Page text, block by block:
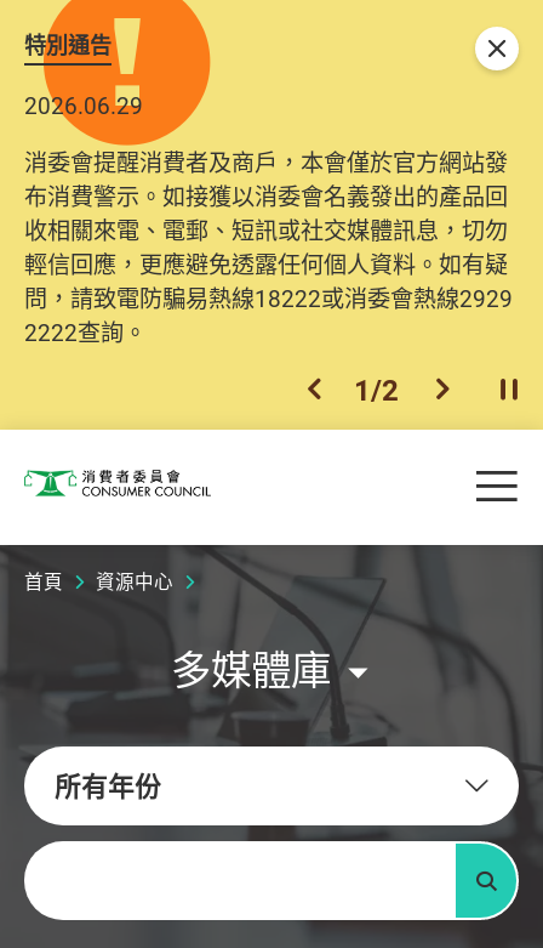
特別通告
2026.06.29
消委會提醒消費者及商戶，本會僅於官方網站發
布消費警示。如接獲以消委會名義發出的產品回
收相關來電、電郵、短訊或社交媒體訊息，切勿
輕信回應，更應避免透露任何個人資料。如有疑
問，請致電防騙易熱線18222或消委會熱線2929
2222查詢。
2025.10.31
為提升使用者體驗及網絡安全，本會的投訴處理
系統已經進行升級及推出新功能。由2025年11月
10日起，消費者需要提供基本聯絡資料（包括姓
名、電郵及電話）註冊帳戶，才可提交投訴、查
詢及建議。所有提交紀錄將清晰整合於帳戶中，
方便日後作出跟進。
上一個
2/2 下一個開
關閉
消費者委員會 目
首頁 資源中心
多媒體庫
所有年份
關鍵字
搜尋